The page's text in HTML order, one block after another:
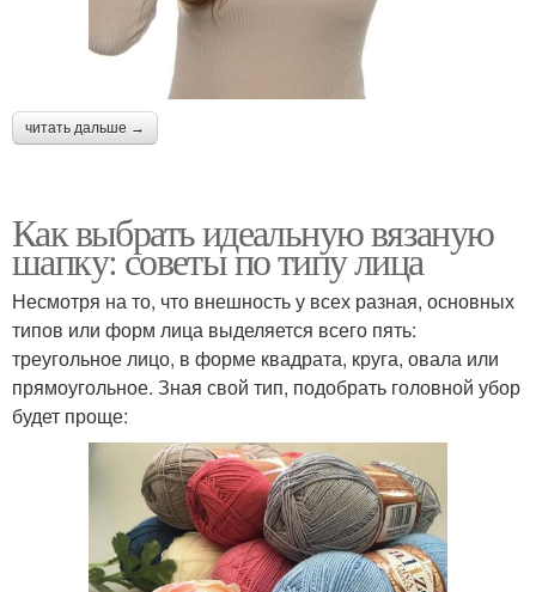
читать дальше →
Как выбрать идеальную вязаную
шапку: советы по типу лица
Несмотря на то, что внешность у всех разная, основных
типов или форм лица выделяется всего пять:
треугольное лицо, в форме квадрата, круга, овала или
прямоугольное. Зная свой тип, подобрать головной убор
будет проще: